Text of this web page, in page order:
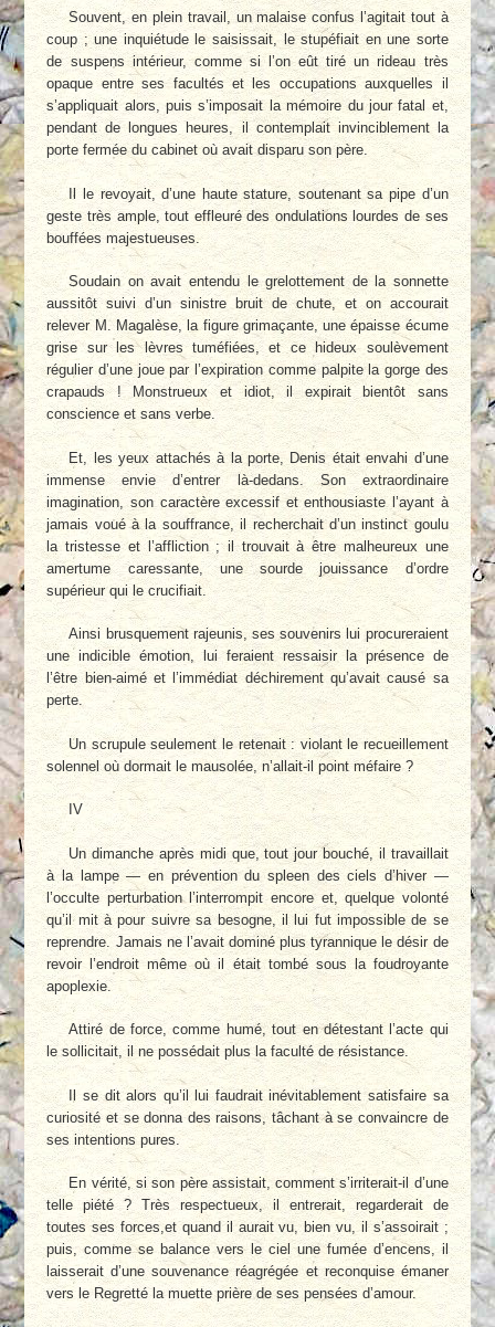
Souvent, en plein travail, un malaise confus l’agitait tout à
coup ; une inquiétude le saisissait, le stupéfiait en une sorte
de suspens intérieur, comme si l’on eût tiré un rideau très
opaque entre ses facultés et les occupations auxquelles il
s’appliquait alors, puis s’imposait la mémoire du jour fatal et,
pendant de longues heures, il contemplait invinciblement la
porte fermée du cabinet où avait disparu son père.
Il le revoyait, d’une haute stature, soutenant sa pipe d’un
geste très ample, tout effleuré des ondulations lourdes de ses
bouffées majestueuses.
Soudain on avait entendu le grelottement de la sonnette
aussitôt suivi d’un sinistre bruit de chute, et on accourait
relever M. Magalèse, la figure grimaçante, une épaisse écume
grise sur les lèvres tuméfiées, et ce hideux soulèvement
régulier d’une joue par l’expiration comme palpite la gorge des
crapauds ! Monstrueux et idiot, il expirait bientôt sans
conscience et sans verbe.
Et, les yeux attachés à la porte, Denis était envahi d’une
immense envie d’entrer là-dedans. Son extraordinaire
imagination, son caractère excessif et enthousiaste l’ayant à
jamais voué à la souffrance, il recherchait d’un instinct goulu
la tristesse et l’affliction ; il trouvait à être malheureux une
amertume caressante, une sourde jouissance d’ordre
supérieur qui le crucifiait.
Ainsi brusquement rajeunis, ses souvenirs lui procureraient
une indicible émotion, lui feraient ressaisir la présence de
l’être bien-aimé et l’immédiat déchirement qu’avait causé sa
perte.
Un scrupule seulement le retenait : violant le recueillement
solennel où dormait le mausolée, n’allait-il point méfaire ?
IV
Un dimanche après midi que, tout jour bouché, il travaillait
à la lampe — en prévention du spleen des ciels d’hiver —
l’occulte perturbation l’interrompit encore et, quelque volonté
qu’il mit à pour suivre sa besogne, il lui fut impossible de se
reprendre. Jamais ne l’avait dominé plus tyrannique le désir de
revoir l’endroit même où il était tombé sous la foudroyante
apoplexie.
Attiré de force, comme humé, tout en détestant l’acte qui
le sollicitait, il ne possédait plus la faculté de résistance.
Il se dit alors qu’il lui faudrait inévitablement satisfaire sa
curiosité et se donna des raisons, tâchant à se convaincre de
ses intentions pures.
En vérité, si son père assistait, comment s’irriterait-il d’une
telle piété ? Très respectueux, il entrerait, regarderait de
toutes ses forces,et quand il aurait vu, bien vu, il s’assoirait ;
puis, comme se balance vers le ciel une fumée d’encens, il
laisserait d’une souvenance réagrégée et reconquise émaner
vers le Regretté la muette prière de ses pensées d’amour.